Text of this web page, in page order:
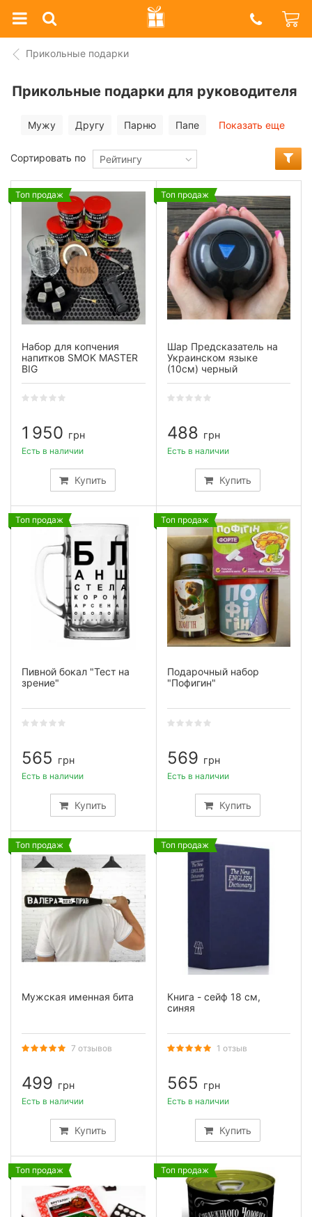
Prazdnik
Shop
Прикольные подарки
Прикольные подарки для руководителя
Мужу Другу Парню Папе Показать еще
Сортировать по Рейтингу
Топ продаж
Набор для копчения
напитков SMOK MASTER
BIG
1 950 грн
Купить
Есть в наличии
Топ продаж
Шар Предсказатель на
Украинском языке
(10см) черный
488 грн
Купить
Есть в наличии
Топ продаж
Пивной бокал "Тест на
зрение"
565 грн
Купить
Есть в наличии
Топ продаж
Подарочный набор
"Пофигин"
569 грн
Купить
Есть в наличии
Топ продаж
Мужская именная бита
7 отзывов
499 грн
Купить
Есть в наличии
Топ продаж
Книга - сейф 18 см,
синяя
1 отзыв
565 грн
Купить
Есть в наличии
Топ продаж Топ продаж